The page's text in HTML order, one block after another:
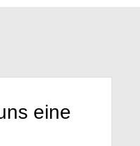
eine